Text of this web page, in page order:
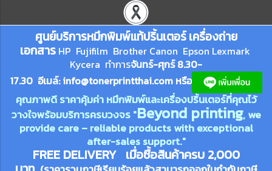
ศูนย์บริการหมึกพิมพ์แท้ปริ้นเตอร์ เครื่องถ่าย
เอกสาร HP Fujifilm Brother Canon Epson Lexmark
Kycera ทำการจันทร์-ศุกร์ 8.30-
17.30 อีเมล์:info@tonerprintthai.com หรือ
คุณภาพดี ราคาคุ้มค่า หมึกพิมพ์และเครื่องปริ้นเตอร์ที่คุณไว้
วางใจพร้อมบริการครบวงจร "Beyond printing, we
provide care – reliable products with exceptional
after-sales support."
FREE DELIVERY เมื่อซื้อสินค้าครบ 2,000